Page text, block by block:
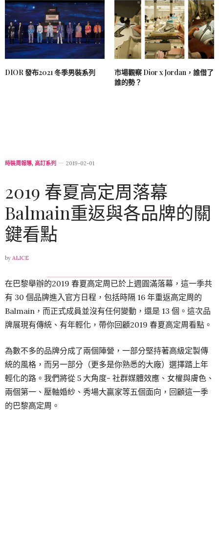
DIOR 發布2021 冬季男裝系列
市場觀察 Dior x Jordan，誰借了
誰的勢？
時裝周報導, 高訂系列 2019-02-01
2019 春夏高定周落幕
Balmain重返與各品牌的關
鍵看點
by ALICE
在巴黎舉辦的2019 春夏高定周已於上週圓滿落幕，這一季共
有 30 個品牌進入官方日程，包括時隔 16 年重返高定周的
Balmain，而正式成員並沒有任何變動，還是 13 個。這次品
牌展現有傳統、有年輕化，帶你回顧2019 春夏高定周看點。
為數不多的品牌分成了兩個陣營，一部分堅持著高級定製傳
統的風格，而另一部分（更多是你熟悉的大廠）選擇踏上年
輕化的路。我們將從 5 大角度- 社群媒體效應、女權與膚色、
兩個第一、壓軸婚紗、秀場大贏家等五個面向，回顧這一季
的巴黎高定周。